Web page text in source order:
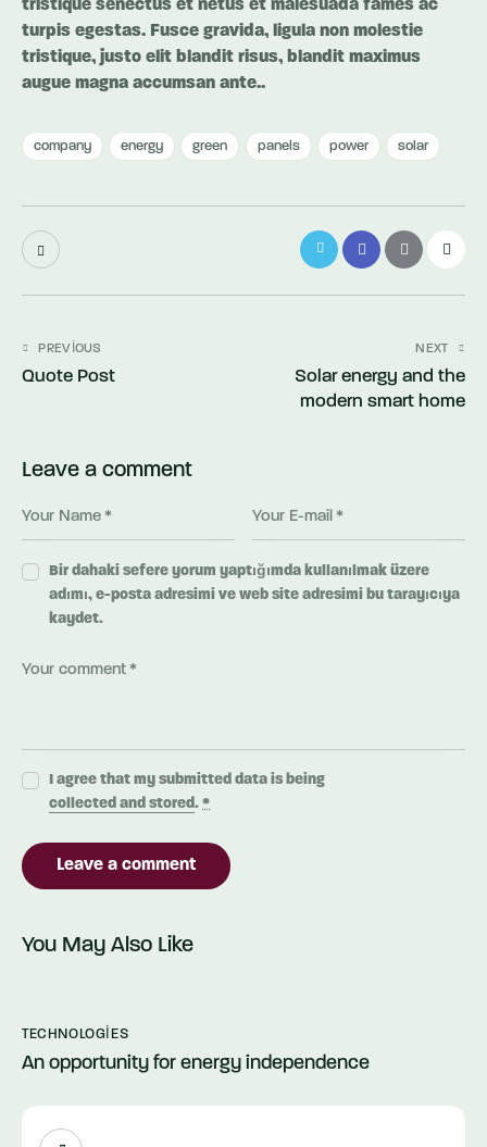
tristique senectus et netus et malesuada fames ac
turpis egestas. Fusce gravida, ligula non molestie
tristique, justo elit blandit risus, blandit maximus
augue magna accumsan ante..
company energy green panels power solar
Yazı
dolaşımı
PREVIOUS
Quote Post
NEXT
Solar energy and the
modern smart home
Leave a comment
Bir dahaki sefere yorum yaptığımda kullanılmak üzere
adımı, e-posta adresimi ve web site adresimi bu tarayıcıya
kaydet.
I agree that my submitted data is being
collected and stored.*
You May Also Like
TECHNOLOGIES
An opportunity for energy independence
Ses